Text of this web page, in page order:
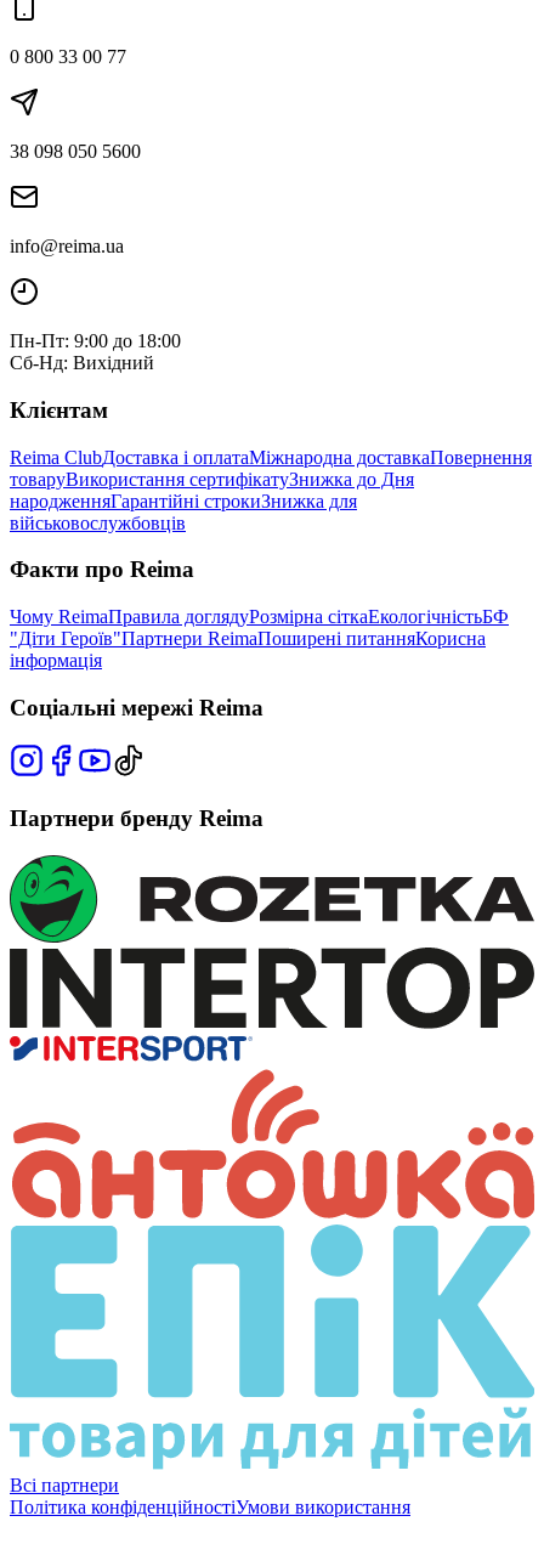
0 800 33 00 77
38 098 050 5600
info@reima.ua
Пн-Пт: 9:00 до 18:00
Сб-Нд: Вихідний
Клієнтам
Reima ClubДоставка і оплатаМіжнародна доставкаПовернення
товаруВикористання сертифікатуЗнижка до Дня
народженняГарантійні строкиЗнижка для
військовослужбовців
Факти про Reima
Чому ReimaПравила доглядуРозмірна сіткаЕкологічністьБФ
"Діти Героїв"Партнери ReimaПоширені питанняКорисна
інформація
Соціальні мережі Reima
Партнери бренду Reima
Всі партнери
Політика конфіденційностіУмови використання